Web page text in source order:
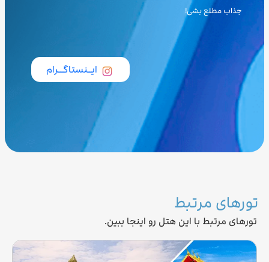
جذاب مطلع بشی!
ایــنستاگـــرام
تورهای مرتبط
تورهای مرتبط با این هتل رو اینجا ببین.